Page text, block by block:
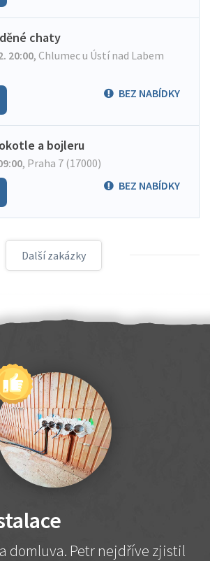
chaty
20:00, Chlumec u Ústí nad Labem
BEZ NABÍDKY
a bojleru
, Praha 7 (17000)
BEZ NABÍDKY
Další zakázky
domluva. Petr nejdříve zjistil